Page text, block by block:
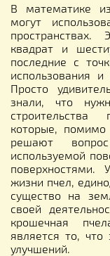
В математике
могут
пространствах.
квадрат и
последние с
использования и
Просто
знали, что
которые,
решают
используемой
поверхностями.
жизни пчел,
существо на
своей
крошечная
является то,
улучшений.